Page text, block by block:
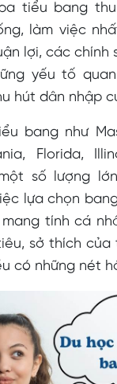
tiểu bang
làm việc
lợi, các chính
yếu tố
hút dân nhập
bang như
Florida,
số lượng
lựa chọn
tính cá
sở thích của
có những nét